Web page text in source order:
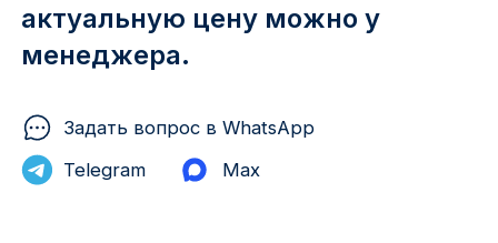
4-й Участок
актуальную цену можно у
менеджера.
Задать вопрос в WhatsApp
Telegram
Max